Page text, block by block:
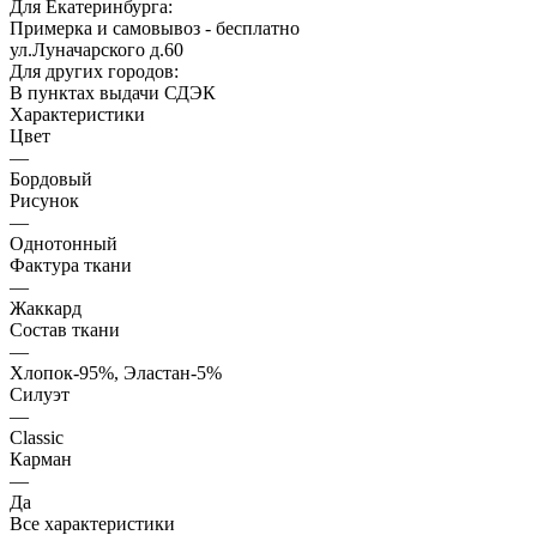
Для Екатеринбурга:
Примерка и самовывоз - бесплатно
ул.Луначарского д.60
Для других городов:
В пунктах выдачи СДЭК
Характеристики
Цвет
—
Бордовый
Рисунок
—
Однотонный
Фактура ткани
—
Жаккард
Состав ткани
—
Хлопок-95%, Эластан-5%
Силуэт
—
Classic
Карман
—
Да
Все характеристики